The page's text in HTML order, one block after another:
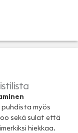
myös
sekä sulat että
hiekkaa.